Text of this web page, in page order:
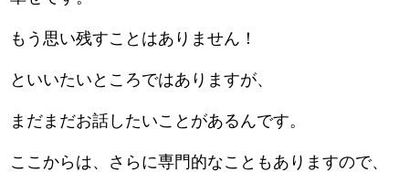
もう思い残すことはありません！
といいたいところではありますが、
まだまだお話したいことがあるんです。
ここからは、さらに専門的なこともありますので、